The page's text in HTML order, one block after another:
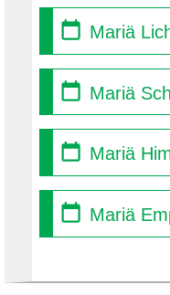
Mariä
Mariä
Mariä
Mariä